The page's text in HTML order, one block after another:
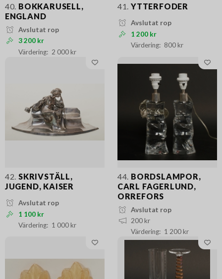
40. BOKKARUSELL,
ENGLAND
Avslutat rop
3 200 kr
2 000 kr
41. YTTERFODER
Avslutat rop
1 200 kr
800 kr
42. SKRIVSTÄLL,
JUGEND, KAISER
Avslutat rop
1 100 kr
1 000 kr
44. BORDSLAMPOR,
CARL FAGERLUND,
ORREFORS
Avslutat rop
200 kr
1 200 kr